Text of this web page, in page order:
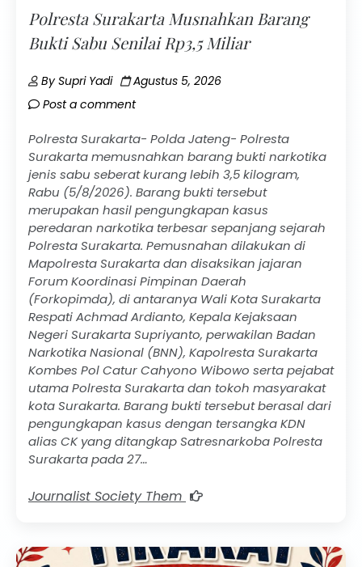
Polresta Surakarta Musnahkan Barang
Bukti Sabu Senilai Rp3,5 Miliar
BySupri Yadi
Agustus 5, 2026
Post a comment
Polresta Surakarta- Polda Jateng- Polresta
Surakarta memusnahkan barang bukti narkotika
jenis sabu seberat kurang lebih 3,5 kilogram,
Rabu (5/8/2026). Barang bukti tersebut
merupakan hasil pengungkapan kasus
peredaran narkotika terbesar sepanjang sejarah
Polresta Surakarta. Pemusnahan dilakukan di
Mapolresta Surakarta dan disaksikan jajaran
Forum Koordinasi Pimpinan Daerah
(Forkopimda), di antaranya Wali Kota Surakarta
Respati Achmad Ardianto, Kepala Kejaksaan
Negeri Surakarta Supriyanto, perwakilan Badan
Narkotika Nasional (BNN), Kapolresta Surakarta
Kombes Pol Catur Cahyono Wibowo serta pejabat
utama Polresta Surakarta dan tokoh masyarakat
kota Surakarta. Barang bukti tersebut berasal dari
pengungkapan kasus dengan tersangka KDN
alias CK yang ditangkap Satresnarkoba Polresta
Surakarta pada 27…
Journalist Society Them